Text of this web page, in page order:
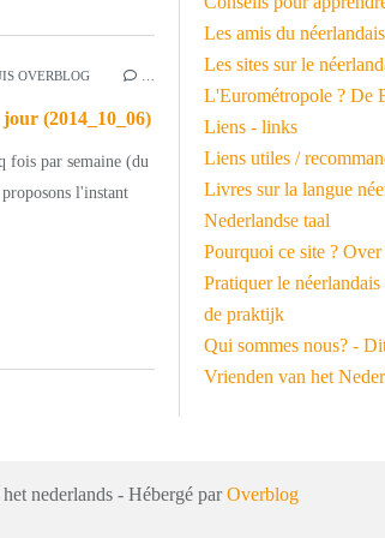
OVERBLOG
(2014_10_06)
fois par semaine (du
l'instant
Les amis du néerlandais
Les sites sur le
L'Eurométropole ? De
Liens - links
Liens utiles /
Livres sur la langue
Nederlandse taal
Pourquoi ce site ?
Pratiquer le
de praktijk
Qui sommes nous? -
Vrienden van het
nederlands - Hébergé parOverblog